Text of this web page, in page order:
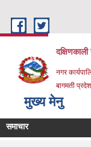
नगर
बागमती
मुख्य मेनु
समाचार